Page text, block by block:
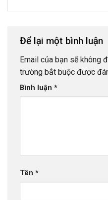
Để lại một bình luận
Email của bạn sẽ không
trường bắt buộc được
Bình luận *
Tên *